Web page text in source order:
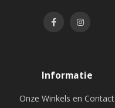
Informatie
Onze Winkels en Contact